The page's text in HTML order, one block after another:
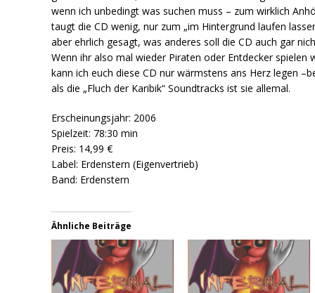
wenn ich unbedingt was suchen muss – zum wirklich
taugt die CD wenig, nur zum „im Hintergrund laufen
aber ehrlich gesagt, was anderes soll die CD auch gar
Wenn ihr also mal wieder Piraten oder Entdecker spielen
kann ich euch diese CD nur wärmstens ans Herz legen
als die „Fluch der Karibik“ Soundtracks ist sie allemal.
Erscheinungsjahr: 2006
Spielzeit: 78:30 min
Preis: 14,99 €
Label: Erdenstern (Eigenvertrieb)
Band: Erdenstern
Ähnliche Beiträge